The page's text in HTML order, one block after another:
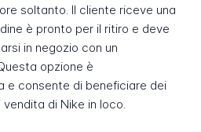
soltanto. Il cliente riceve una
è pronto per il ritiro e deve
in negozio con un
opzione è
e consente di beneficiare dei
di Nike in loco.